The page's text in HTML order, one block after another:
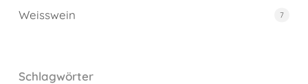
Weisswein 7
Schlagwörter